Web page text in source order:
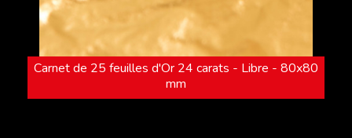
Carnet de 25 feuilles d'Or 24 carats - Libre - 80x80
mm